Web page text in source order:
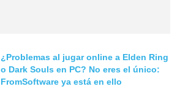
¿Problemas al jugar online a Elden Ring
o Dark Souls en PC? No eres el único:
FromSoftware ya está en ello